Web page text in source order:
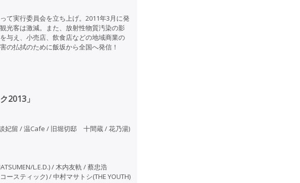
て実行委員会を立ち上げ。2011年3月に発
光客は激減。また、放射性物質汚染の影
与え、小売店、飲食店などの地域商業の
の払拭のために飯坂から全国へ発信！
2013」
妃留 / 温Cafe / 旧堀切邸 十間蔵 / 花乃湯)
L.E.D.) / 木内友軌 / 蔡忠浩
スティック) / 中村マサトシ(THE YOUTH)